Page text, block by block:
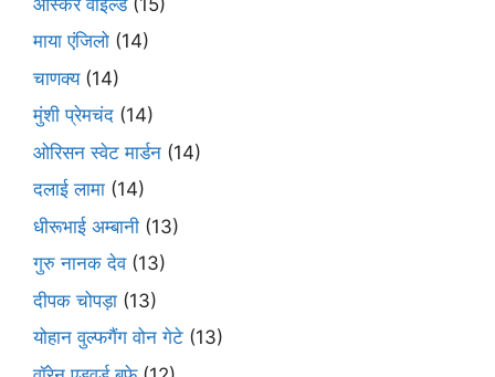
माया एंजिलो (14)
चाणक्य(14)
मुंशी प्रेमचंद (14)
ओरिसन स्‍वेट मार्डन (14)
दलाई लामा (14)
धीरूभाई अम्बानी (13)
गुरु नानक देव(13)
दीपक चोपड़ा (13)
योहान वुल्फगैंग वोन गेटे (13)